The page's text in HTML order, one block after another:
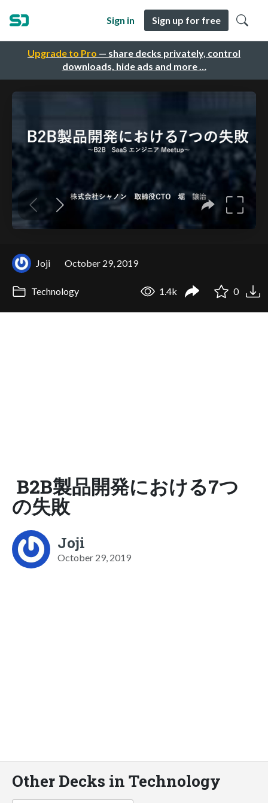
Upgrade to Pro — share decks privately, control
downloads, hide ads and more …
Sign in Sign up for free
Joji October 29, 2019
Technology 1.4k 0
B2B製品開発における7つ
の失敗
Joji
October 29, 2019
Other Decks in Technology